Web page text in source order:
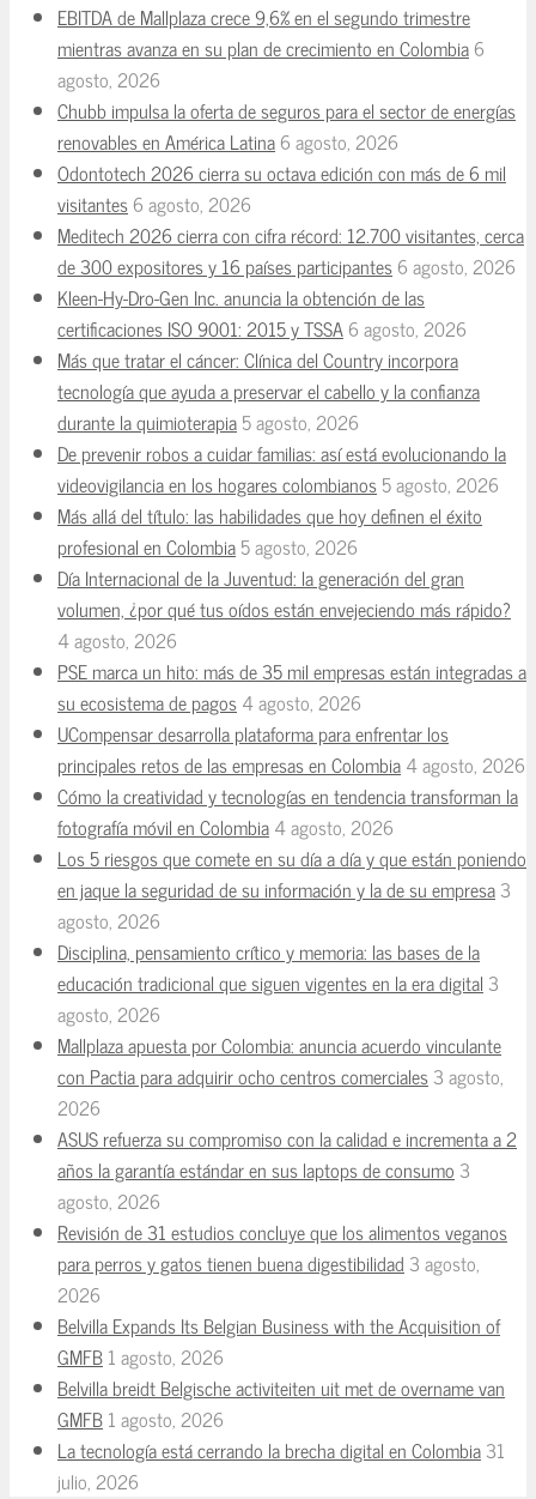
EBITDA de Mallplaza crece 9,6% en el segundo trimestre
mientras avanza en su plan de crecimiento en Colombia6
agosto, 2026
Chubb impulsa la oferta de seguros para el sector de energías
renovables en América Latina6 agosto, 2026
Odontotech 2026 cierra su octava edición con más de 6 mil
visitantes6 agosto, 2026
Meditech 2026 cierra con cifra récord: 12.700 visitantes, cerca
de 300 expositores y 16 países participantes6 agosto, 2026
Kleen-Hy-Dro-Gen Inc. anuncia la obtención de las
certificaciones ISO 9001: 2015 y TSSA6 agosto, 2026
Más que tratar el cáncer: Clínica del Country incorpora
tecnología que ayuda a preservar el cabello y la confianza
durante la quimioterapia5 agosto, 2026
De prevenir robos a cuidar familias: así está evolucionando la
videovigilancia en los hogares colombianos5 agosto, 2026
Más allá del título: las habilidades que hoy definen el éxito
profesional en Colombia5 agosto, 2026
Día Internacional de la Juventud: la generación del gran
volumen, ¿por qué tus oídos están envejeciendo más rápido?
4 agosto, 2026
PSE marca un hito: más de 35 mil empresas están integradas a
su ecosistema de pagos4 agosto, 2026
UCompensar desarrolla plataforma para enfrentar los
principales retos de las empresas en Colombia4 agosto, 2026
Cómo la creatividad y tecnologías en tendencia transforman la
fotografía móvil en Colombia4 agosto, 2026
Los 5 riesgos que comete en su día a día y que están poniendo
en jaque la seguridad de su información y la de su empresa3
agosto, 2026
Disciplina, pensamiento crítico y memoria: las bases de la
educación tradicional que siguen vigentes en la era digital 3
agosto, 2026
Mallplaza apuesta por Colombia: anuncia acuerdo vinculante
con Pactia para adquirir ocho centros comerciales3 agosto,
2026
ASUS refuerza su compromiso con la calidad e incrementa a 2
años la garantía estándar en sus laptops de consumo 3
agosto, 2026
Revisión de 31 estudios concluye que los alimentos veganos
para perros y gatos tienen buena digestibilidad 3 agosto,
2026
Belvilla Expands Its Belgian Business with the Acquisition of
GMFB1 agosto, 2026
Belvilla breidt Belgische activiteiten uit met de overname van
GMFB1 agosto, 2026
La tecnología está cerrando la brecha digital en Colombia31
julio, 2026